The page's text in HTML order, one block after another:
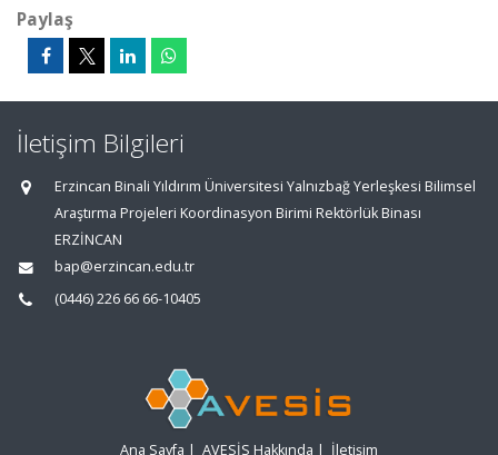
Paylaş
İletişim Bilgileri
Erzincan Binali Yıldırım Üniversitesi Yalnızbağ Yerleşkesi Bilimsel
Araştırma Projeleri Koordinasyon Birimi Rektörlük Binası
ERZİNCAN
bap@erzincan.edu.tr
(0446) 226 66 66-10405
Ana Sayfa | AVESİS Hakkında | İletişim